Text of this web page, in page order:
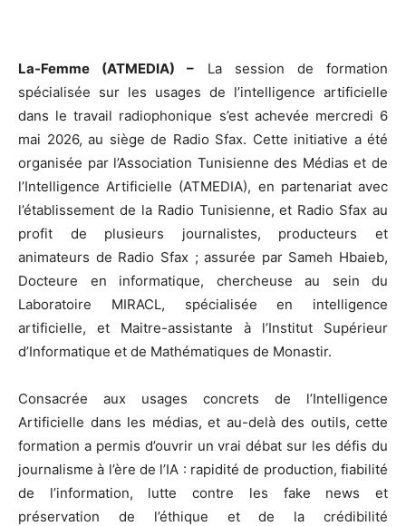
La-Femme (ATMEDIA) – La session de formation
spécialisée sur les usages de l’intelligence artificielle
dans le travail radiophonique s’est achevée mercredi 6
mai 2026, au siège de Radio Sfax. Cette initiative a été
organisée par l’Association Tunisienne des Médias et de
l’Intelligence Artificielle (ATMEDIA), en partenariat avec
l’établissement de la Radio Tunisienne, et Radio Sfax au
profit de plusieurs journalistes, producteurs et
animateurs de Radio Sfax ; assurée par Sameh Hbaieb,
Docteure en informatique, chercheuse au sein du
Laboratoire MIRACL, spécialisée en intelligence
artificielle, et Maitre-assistante à l’Institut Supérieur
d’Informatique et de Mathématiques de Monastir.
Consacrée aux usages concrets de l’Intelligence
Artificielle dans les médias, et au-delà des outils, cette
formation a permis d’ouvrir un vrai débat sur les défis du
journalisme à l’ère de l’IA : rapidité de production, fiabilité
de l’information, lutte contre les fake news et
préservation de l’éthique et de la crédibilité